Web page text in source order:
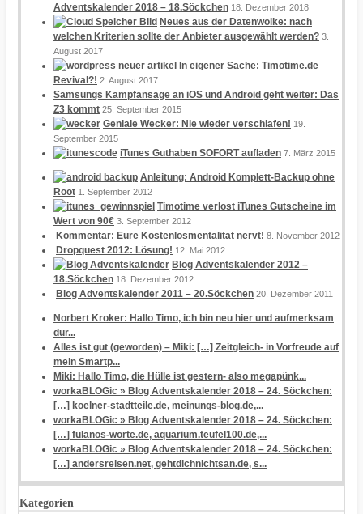
Adventskalender 2018 – 18.Söckchen 18. Dezember 2018
Neues aus der Datenwolke: nach
welchen Kriterien sollte der Anbieter ausgewählt werden? 3.
August 2017
In eigener Sache: Timotime.de
Revival?! 2. August 2017
Samsungs Kampfansage an iOS und Android geht weiter: Das
Z3 kommt 25. September 2015
Geniale Wecker: Nie wieder verschlafen! 19.
September 2015
iTunes Guthaben SOFORT aufladen 7. März 2015
Anleitung: Android Komplett-Backup ohne
Root 1. September 2012
Timotime verlost iTunes Gutscheine im
Wert von 90€ 3. September 2012
Kommentar: Eure Kostenlosmentalität nervt! 8. November 2012
Dropquest 2012: Lösung! 12. Mai 2012
Blog Adventskalender 2012 –
18.Söckchen 18. Dezember 2012
Blog Adventskalender 2011 – 20.Söckchen 20. Dezember 2011
Norbert Kroker: Hallo Timo, ich bin neu hier und aufmerksam
dur...
Alles ist gut (geworden) – Miki: […] Zeitgleich- in Vorfreude auf
mein Smartp...
Miki: Hallo Timo, die Hülle ist gestern- also megapünk...
workaBLOGic » Blog Adventskalender 2018 – 24. Söckchen:
[…] koelner-stadtteile.de, meinungs-blog.de,...
workaBLOGic » Blog Adventskalender 2018 – 24. Söckchen:
[…] fulanos-worte.de, aquarium.teufel100.de,...
workaBLOGic » Blog Adventskalender 2018 – 24. Söckchen:
[…] andersreisen.net, gehtdichnichtsan.de, s...
Kategorien